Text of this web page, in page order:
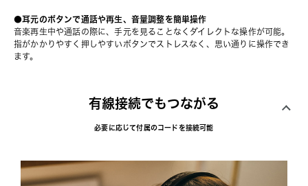
●耳元のボタンで通話や再生、音量調整を簡単操作
音楽再生中や通話の際に、手元を見ることなくダイレクトな操作が可能。
指がかかりやすく押しやすいボタンでストレスなく、思い通りに操作でき
ます。
有線接続でもつながる
必要に応じて付属のコードを接続可能